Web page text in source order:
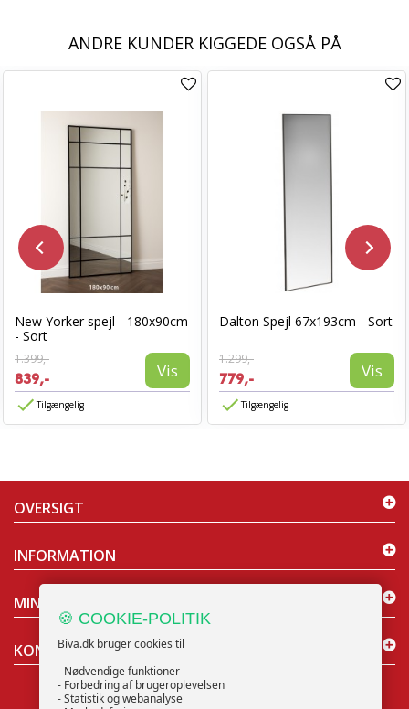
ANDRE KUNDER KIGGEDE OGSÅ PÅ
New Yorker spejl - 180x90cm
- Sort
1.399,-
839,- Vis
Tilgængelig
Dalton Spejl 67x193cm - Sort
1.299,-
779,- Vis
Tilgængelig
OVERSIGT
INFORMATION
MIN KONTO
KONTAKT OS
🍪 COOKIE-POLITIK
Biva.dk bruger cookies til
- Nødvendige funktioner
- Forbedring af brugeroplevelsen
- Statistik og webanalyse